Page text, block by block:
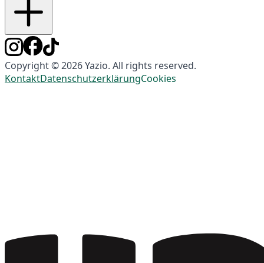
Copyright © 2026 Yazio. All rights reserved.
KontaktDatenschutzerklärungCookies